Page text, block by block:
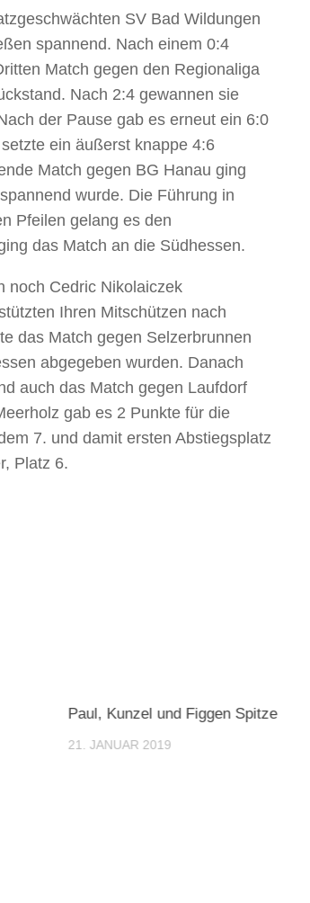
SV Bad Wildungen
spannend. Nach einem 0:4
Match gegen den Regionaliga
Nach 2:4 gewannen sie
der Pause gab es erneut ein 6:0
ein äußerst knappe 4:6
Match gegen BG Hanau ging
wurde. Die Führung in
Pfeilen gelang es den
das Match an die Südhessen.
noch Cedric Nikolaiczek
Ihren Mitschützen nach
das Match gegen Selzerbrunnen
abgegeben wurden. Danach
auch das Match gegen Laufdorf
gab es 2 Punkte für die
7. und damit ersten Abstiegsplatz
Platz 6.
Paul, Kunzel und Figgen Spitze
21. JANUAR 2019